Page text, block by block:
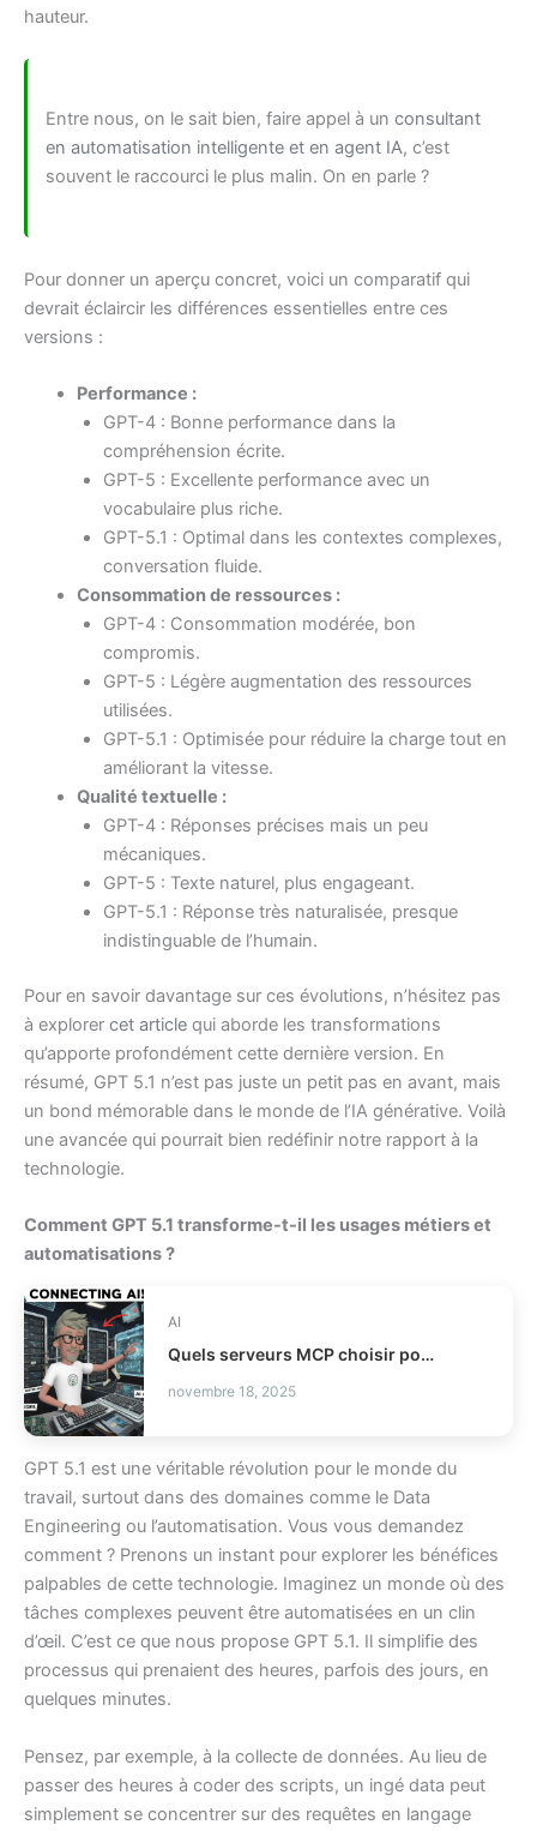
hauteur.
Entre nous, on le sait bien, faire appel à un consultant
en automatisation intelligente et en agent IA, c’est
souvent le raccourci le plus malin. On en parle ?
Pour donner un aperçu concret, voici un comparatif qui
devrait éclaircir les différences essentielles entre ces
versions :
Performance :
GPT-4 : Bonne performance dans la
compréhension écrite.
GPT-5 : Excellente performance avec un
vocabulaire plus riche.
GPT-5.1 : Optimal dans les contextes complexes,
conversation fluide.
Consommation de ressources :
GPT-4 : Consommation modérée, bon
compromis.
GPT-5 : Légère augmentation des ressources
utilisées.
GPT-5.1 : Optimisée pour réduire la charge tout en
améliorant la vitesse.
Qualité textuelle :
GPT-4 : Réponses précises mais un peu
mécaniques.
GPT-5 : Texte naturel, plus engageant.
GPT-5.1 : Réponse très naturalisée, presque
indistinguable de l’humain.
Pour en savoir davantage sur ces évolutions, n’hésitez pas
à explorer cet article qui aborde les transformations
qu’apporte profondément cette dernière version. En
résumé, GPT 5.1 n’est pas juste un petit pas en avant, mais
un bond mémorable dans le monde de l’IA générative. Voilà
une avancée qui pourrait bien redéfinir notre rapport à la
technologie.
Comment GPT 5.1 transforme-t-il les usages métiers et
automatisations ?
AI
Quels serveurs MCP choisir pour vos agents IA ?
novembre 18, 2025
GPT 5.1 est une véritable révolution pour le monde du
travail, surtout dans des domaines comme le Data
Engineering ou l’automatisation. Vous vous demandez
comment ? Prenons un instant pour explorer les bénéfices
palpables de cette technologie. Imaginez un monde où des
tâches complexes peuvent être automatisées en un clin
d’œil. C’est ce que nous propose GPT 5.1. Il simplifie des
processus qui prenaient des heures, parfois des jours, en
quelques minutes.
Pensez, par exemple, à la collecte de données. Au lieu de
passer des heures à coder des scripts, un ingé data peut
simplement se concentrer sur des requêtes en langage